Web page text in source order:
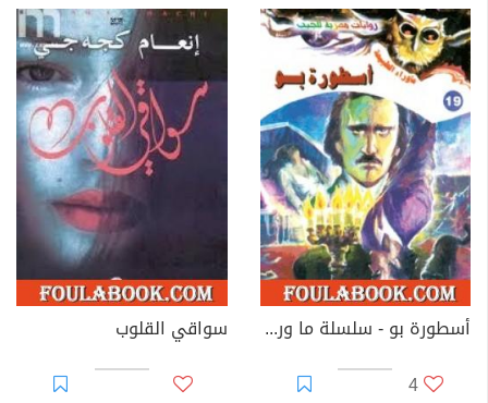
أسطورة بو - سلسلة ما وراء الطبيعة
4
سواقي القلوب